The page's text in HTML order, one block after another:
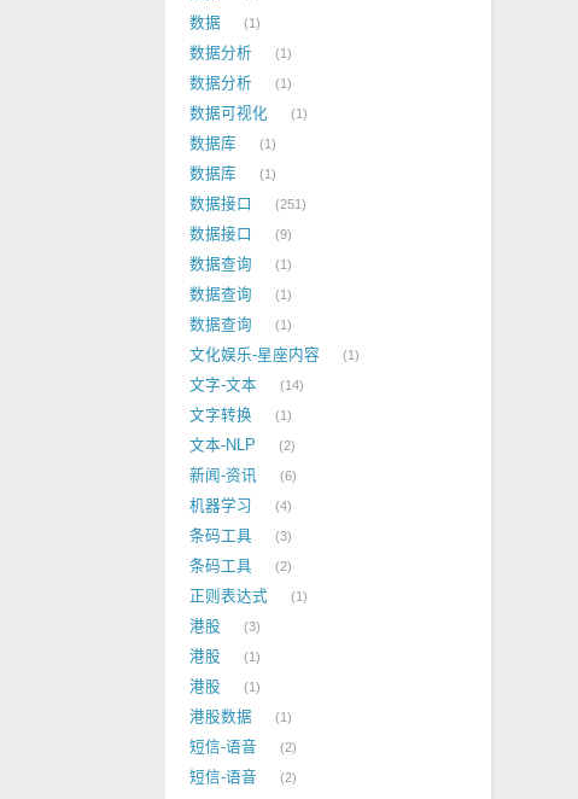
数据 1
数据分析 1
数据分析 1
数据可视化 1
数据库 1
数据库 1
数据接口 251
数据接口 9
数据查询 1
数据查询 1
数据查询 1
文化娱乐-星座内容 1
文字-文本 14
文字转换 1
文本-NLP 2
新闻-资讯 6
机器学习 4
条码工具 3
条码工具 2
正则表达式 1
港股 3
港股 1
港股 1
港股数据 1
短信-语音 2
短信-语音 2